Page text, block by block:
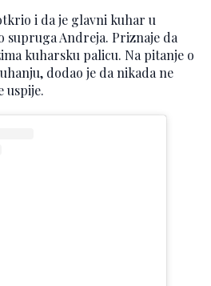
i da je glavni kuhar u
supruga Andreja. Priznaje da
kuharsku palicu. Na pitanje o
dodao je da nikada ne
uspije.